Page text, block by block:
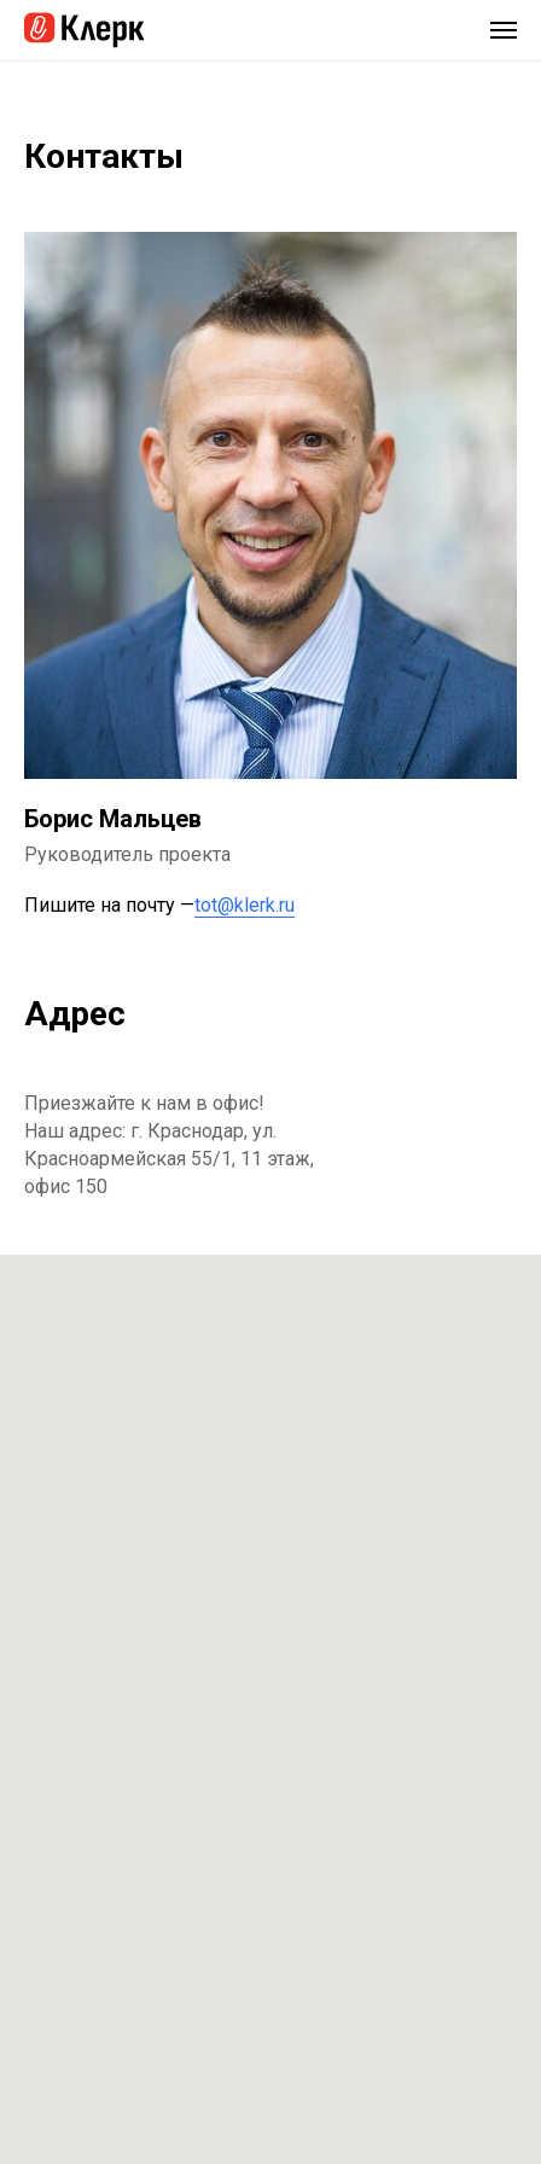
Контакты
Борис Мальцев
Руководитель проекта
Пишите на почту —tot@klerk.ru
Адрес
Приезжайте к нам в офис!
Наш адрес: г. Краснодар, ул.
Красноармейская 55/1, 11 этаж,
офис 150